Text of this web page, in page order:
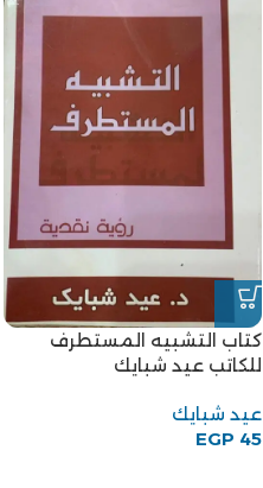
كتاب التشبيه المستطرف
للكاتب عيد شبايك
عيد شبايك
EGP 45